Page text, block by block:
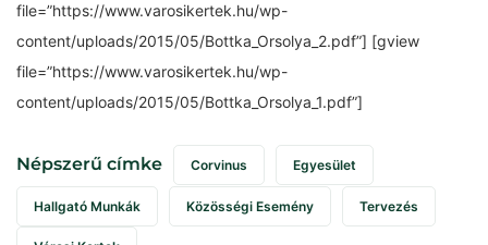
file=”https://www.varosikertek.hu/wp-
content/uploads/2015/05/Bottka_Orsolya_2.pdf”] [gview
file=”https://www.varosikertek.hu/wp-
content/uploads/2015/05/Bottka_Orsolya_1.pdf”]
Népszerű címke Corvinus Egyesület
Hallgató Munkák Közösségi Esemény Tervezés